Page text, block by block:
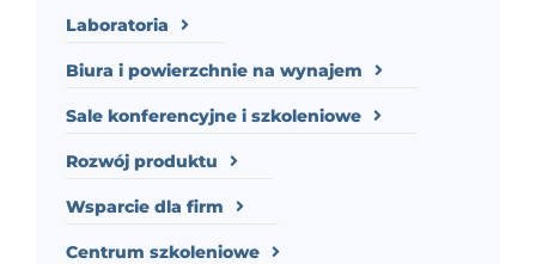
Laboratoria
Biura i powierzchnie na wynajem
Sale konferencyjne i szkoleniowe
Rozwój produktu
Wsparcie dla firm
Centrum szkoleniowe